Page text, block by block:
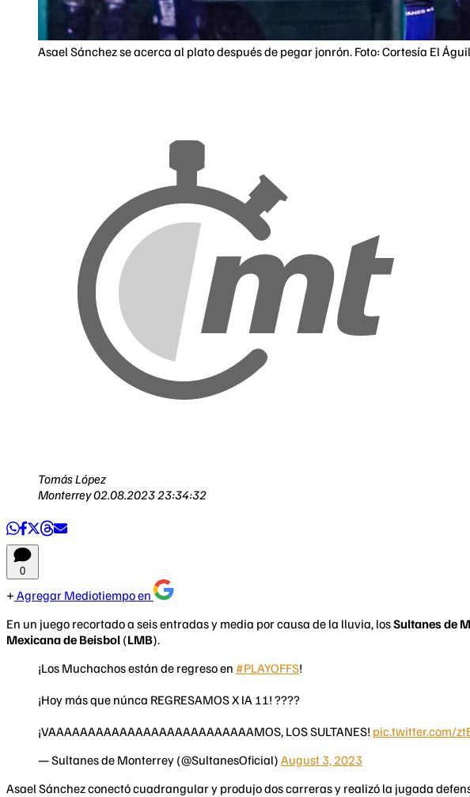
Asael Sánchez se acerca al plato después de pegar jonrón. Foto: Cortesía El
Tomás López
Monterrey02.08.2023 23:34:32
0
Agregar Mediotiempo en
En un juego recortado a seis entradas y media por causa de la lluvia, losSultanes de
Mexicana de Beisbol (LMB).
¡Los Muchachos están de regreso en #PLAYOFFS!
¡Hoy más que núnca REGRESAMOS X lA 11! ????
¡VAAAAAAAAAAAAAAAAAAAAAAAAAAMOS, LOS SULTANES! pic.twitter.com/
— Sultanes de Monterrey (@SultanesOficial) August 3, 2023
Asael Sánchez conectó cuadrangular y produjo dos carreras y realizó la jugada